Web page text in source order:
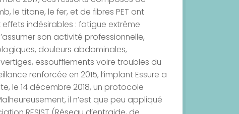
le titane, le fer, et de fibres PET ont
indésirables : fatigue extrême
son activité professionnelle,
douleurs abdominales,
essoufflements voire troubles du
renforcée en 2015, l’implant Essure a
le 14 décembre 2018, un protocole
il n’est que peu appliqué